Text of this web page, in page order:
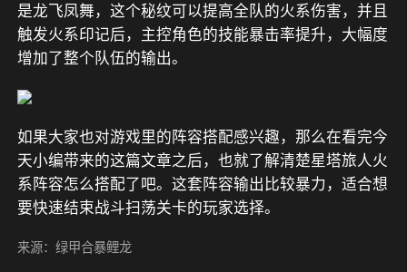
是龙飞凤舞，这个秘纹可以提高全队的火系伤害，并且
触发火系印记后，主控角色的技能暴击率提升，大幅度
增加了整个队伍的输出。
如果大家也对游戏里的阵容搭配感兴趣，那么在看完今
天小编带来的这篇文章之后，也就了解清楚星塔旅人火
系阵容怎么搭配了吧。这套阵容输出比较暴力，适合想
要快速结束战斗扫荡关卡的玩家选择。
来源：绿甲合暴鲤龙